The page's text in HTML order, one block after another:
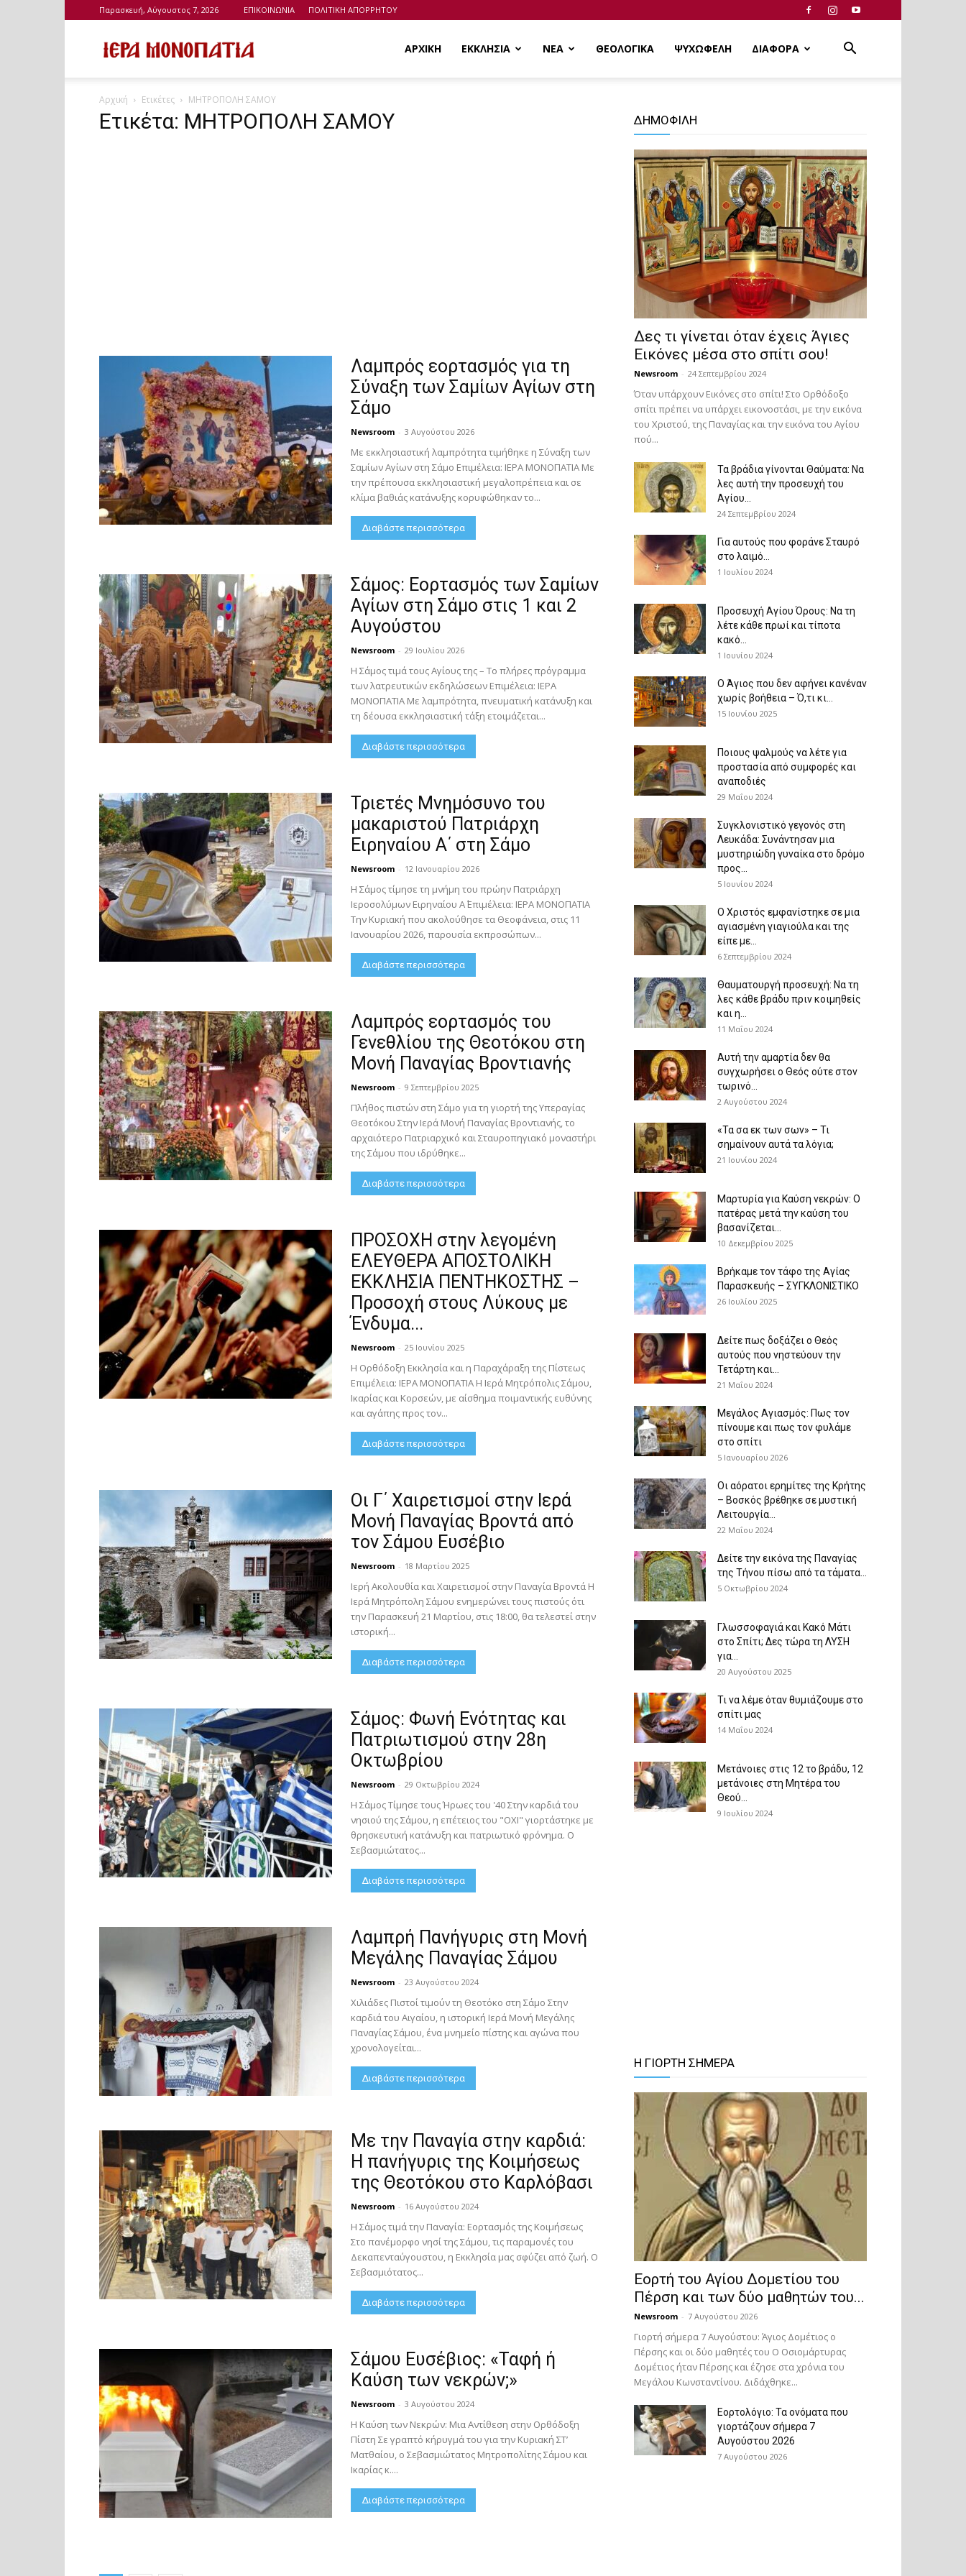
Παρασκευή, Αύγουστος 7, 2026 ΕΠΙΚΟΙΝΩΝΙΑ ΠΟΛΙΤΙΚΗ ΑΠΟΡΡΗΤΟΥ
Μονοπάτια
ΑΡΧΙΚΗ ΕΚΚΛΗΣΙΑ ΝΕΑ ΘΕΟΛΟΓΙΚΑ ΨΥΧΩΦΕΛΗ ΔΙΑΦΟΡΑ
Αρχική Ετικέτες ΜΗΤΡΟΠΟΛΗ ΣΑΜΟΥ
Ετικέτα: ΜΗΤΡΟΠΟΛΗ ΣΑΜΟΥ
Λαμπρός εορτασμός για τη
Σύναξη των Σαμίων Αγίων στη
Σάμο
Newsroom - 3 Αυγούστου 2026
Με εκκλησιαστική λαμπρότητα τιμήθηκε η Σύναξη των
Σαμίων Αγίων στη Σάμο Επιμέλεια: ΙΕΡΑ ΜΟΝΟΠΑΤΙΑ Με
την πρέπουσα εκκλησιαστική μεγαλοπρέπεια και σε
κλίμα βαθιάς κατάνυξης κορυφώθηκαν το...
Διαβάστε περισσότερα
Σάμος: Εορτασμός των Σαμίων
Αγίων στη Σάμο στις 1 και 2
Αυγούστου
Newsroom - 29 Ιουλίου 2026
Η Σάμος τιμά τους Αγίους της – Το πλήρες πρόγραμμα
των λατρευτικών εκδηλώσεων Επιμέλεια: ΙΕΡΑ
ΜΟΝΟΠΑΤΙΑ Με λαμπρότητα, πνευματική κατάνυξη και
τη δέουσα εκκλησιαστική τάξη ετοιμάζεται...
Διαβάστε περισσότερα
Τριετές Μνημόσυνο του
μακαριστού Πατριάρχη
Ειρηναίου Α΄ στη Σάμο
Newsroom - 12 Ιανουαρίου 2026
Η Σάμος τίμησε τη μνήμη του πρώην Πατριάρχη
Ιεροσολύμων Ειρηναίου Α΄ Επιμέλεια: ΙΕΡΑ ΜΟΝΟΠΑΤΙΑ
Την Κυριακή που ακολούθησε τα Θεοφάνεια, στις 11
Ιανουαρίου 2026, παρουσία εκπροσώπων...
Διαβάστε περισσότερα
Λαμπρός εορτασμός του
Γενεθλίου της Θεοτόκου στη
Μονή Παναγίας Βροντιανής
Newsroom - 9 Σεπτεμβρίου 2025
Πλήθος πιστών στη Σάμο για τη γιορτή της Υπεραγίας
Θεοτόκου Στην Ιερά Μονή Παναγίας Βροντιανής, το
αρχαιότερο Πατριαρχικό και Σταυροπηγιακό μοναστήρι
της Σάμου που ιδρύθηκε...
Διαβάστε περισσότερα
ΠΡΟΣΟΧΗ στην λεγομένη
ΕΛΕΥΘΕΡΑ ΑΠΟΣΤΟΛΙΚΗ
ΕΚΚΛΗΣΙΑ ΠΕΝΤΗΚΟΣΤΗΣ –
Προσοχή στους Λύκους με
Ένδυμα...
Newsroom - 25 Ιουνίου 2025
Η Ορθόδοξη Εκκλησία και η Παραχάραξη της Πίστεως
Επιμέλεια: ΙΕΡΑ ΜΟΝΟΠΑΤΙΑ Η Ιερά Μητρόπολις Σάμου,
Ικαρίας και Κορσεών, με αίσθημα ποιμαντικής ευθύνης
και αγάπης προς τον...
Διαβάστε περισσότερα
Οι Γ΄ Χαιρετισμοί στην Ιερά
Μονή Παναγίας Βροντά από
τον Σάμου Ευσέβιο
Newsroom - 18 Μαρτίου 2025
Ιερή Ακολουθία και Χαιρετισμοί στην Παναγία Βροντά Η
Ιερά Μητρόπολη Σάμου ενημερώνει τους πιστούς ότι
την Παρασκευή 21 Μαρτίου, στις 18:00, θα τελεστεί στην
ιστορική...
Διαβάστε περισσότερα
Σάμος: Φωνή Ενότητας και
Πατριωτισμού στην 28η
Οκτωβρίου
Newsroom - 29 Οκτωβρίου 2024
Η Σάμος Τίμησε τους Ήρωες του '40 Στην καρδιά του
νησιού της Σάμου, η επέτειος του "ΟΧΙ" γιορτάστηκε με
θρησκευτική κατάνυξη και πατριωτικό φρόνημα. Ο
Σεβασμιώτατος...
Διαβάστε περισσότερα
Λαμπρή Πανήγυρις στη Μονή
Μεγάλης Παναγίας Σάμου
Newsroom - 23 Αυγούστου 2024
Χιλιάδες Πιστοί τιμούν τη Θεοτόκο στη Σάμο Στην
καρδιά του Αιγαίου, η ιστορική Ιερά Μονή Μεγάλης
Παναγίας Σάμου, ένα μνημείο πίστης και αγώνα που
χρονολογείται...
Διαβάστε περισσότερα
Με την Παναγία στην καρδιά:
Η πανήγυρις της Κοιμήσεως
της Θεοτόκου στο Καρλόβασι
Newsroom - 16 Αυγούστου 2024
Η Σάμος τιμά την Παναγία: Εορτασμός της Κοιμήσεως
Στο πανέμορφο νησί της Σάμου, τις παραμονές του
Δεκαπενταύγουστου, η Εκκλησία μας σφύζει από ζωή. Ο
Σεβασμιότατος...
Διαβάστε περισσότερα
Σάμου Ευσέβιος: «Ταφή ή
Καύση των νεκρών;»
Newsroom - 3 Αυγούστου 2024
Η Καύση των Νεκρών: Μια Αντίθεση στην Ορθόδοξη
Πίστη Σε γραπτό κήρυγμά του για την Κυριακή ΣΤ’
Ματθαίου, ο Σεβασμιώτατος Μητροπολίτης Σάμου και
Ικαρίας κ....
Διαβάστε περισσότερα
ΔΗΜΟΦΙΛΗ
Δες τι γίνεται όταν έχεις Άγιες
Εικόνες μέσα στο σπίτι σου!
Newsroom - 24 Σεπτεμβρίου 2024
Όταν υπάρχουν Εικόνες στο σπίτι! Στο Ορθόδοξο
σπίτι πρέπει να υπάρχει εικονοστάσι, με την εικόνα
του Χριστού, της Παν­αγίας και την εικόνα του Αγίου
πού...
Τα βράδια γίνονται Θαύματα: Να
λες αυτή την προσευχή του
Αγίου...
24 Σεπτεμβρίου 2024
Για αυτούς που φοράνε Σταυρό
στο λαιμό…
1 Ιουλίου 2024
Προσευχή Αγίου Όρους: Να τη
λέτε κάθε πρωί και τίποτα
κακό...
1 Ιουνίου 2024
Ο Άγιος που δεν αφήνει κανέναν
χωρίς βοήθεια – Ό,τι κι...
15 Ιουνίου 2025
Ποιους ψαλμούς να λέτε για
προστασία από συμφορές και
αναποδιές
29 Μαΐου 2024
Συγκλονιστικό γεγονός στη
Λευκάδα: Συνάντησαν μια
μυστηριώδη γυναίκα στο δρόμο
προς...
5 Ιουνίου 2024
Ο Χριστός εμφανίστηκε σε μια
αγιασμένη γιαγιούλα και της
είπε με...
6 Σεπτεμβρίου 2024
Θαυματουργή προσευχή: Να τη
λες κάθε βράδυ πριν κοιμηθείς
και η...
11 Μαΐου 2024
Αυτή την αμαρτία δεν θα
συγχωρήσει ο Θεός ούτε στον
τωρινό...
2 Αυγούστου 2024
«Τα σα εκ των σων» – Τι
σημαίνουν αυτά τα λόγια;
21 Ιουνίου 2024
Μαρτυρία για Καύση νεκρών: Ο
πατέρας μετά την καύση του
βασανίζεται...
10 Δεκεμβρίου 2025
Βρήκαμε τον τάφο της Αγίας
Παρασκευής – ΣΥΓΚΛΟΝΙΣΤΙΚΟ
26 Ιουλίου 2025
Δείτε πως δοξάζει ο Θεός
αυτούς που νηστεύουν την
Τετάρτη και...
21 Μαΐου 2024
Μεγάλος Αγιασμός: Πως τον
πίνουμε και πως τον φυλάμε
στο σπίτι
5 Ιανουαρίου 2026
Οι αόρατοι ερημίτες της Κρήτης
– Βοσκός βρέθηκε σε μυστική
Λειτουργία...
22 Μαΐου 2024
Δείτε την εικόνα της Παναγίας
της Τήνου πίσω από τα τάματα...
5 Οκτωβρίου 2024
Γλωσσοφαγιά και Κακό Μάτι
στο Σπίτι; Δες τώρα τη ΛΥΣΗ
για...
20 Αυγούστου 2025
Τι να λέμε όταν θυμιάζουμε στο
σπίτι μας
14 Μαΐου 2024
Μετάνοιες στις 12 το βράδυ, 12
μετάνοιες στη Μητέρα του
Θεού...
9 Ιουλίου 2024
Η ΓΙΟΡΤΗ ΣΗΜΕΡΑ
Εορτή του Αγίου Δομετίου του
Πέρση και των δύο μαθητών του...
Newsroom - 7 Αυγούστου 2026
Γιορτή σήμερα 7 Αυγούστου: Άγιος Δομέτιος ο
Πέρσης και οι δύο μαθητές του Ο Oσιομάρτυρας
Δομέτιος ήταν Πέρσης και έζησε στα χρόνια του
Μεγάλου Κωνσταντίνου. Διδάχθηκε...
Εορτολόγιο: Τα ονόματα που
γιορτάζουν σήμερα 7
Αυγούστου 2026
7 Αυγούστου 2026